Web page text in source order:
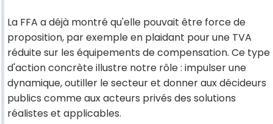
La FFA a déjà montré qu'elle pouvait être force de
proposition, par exemple en plaidant pour une TVA
réduite sur les équipements de compensation. Ce type
d'action concrète illustre notre rôle : impulser une
dynamique, outiller le secteur et donner aux décideurs
publics comme aux acteurs privés des solutions
réalistes et applicables.